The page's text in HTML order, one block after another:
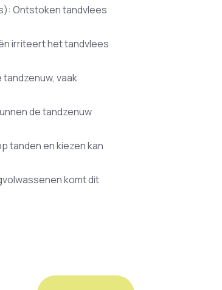
Ontstoken tandvlees
irriteert het tandvlees
vaak
de tandzenuw
tanden en kiezen kan
komt dit